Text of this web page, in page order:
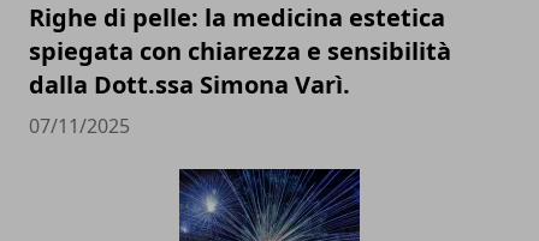
Righe di pelle: la medicina estetica
spiegata con chiarezza e sensibilità
dalla Dott.ssa Simona Varì.
07/11/2025